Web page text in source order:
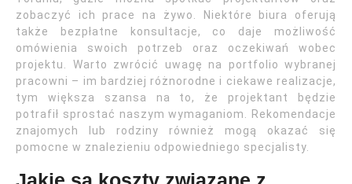
zobaczyć ich prace na żywo. Niektóre biura oferują
także bezpłatne konsultacje, co daje możliwość
omówienia swoich potrzeb oraz oczekiwań wobec
projektu. Warto zwrócić uwagę na portfolio wybranej
pracowni – im bardziej różnorodne i ciekawe realizacje,
tym większa szansa na to, że projektant będzie
potrafił sprostać naszym wymaganiom. Rekomendacje
znajomych lub rodziny również mogą okazać się
pomocne w znalezieniu odpowiedniego specjalisty.